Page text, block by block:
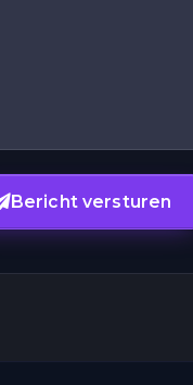
Bericht versturen